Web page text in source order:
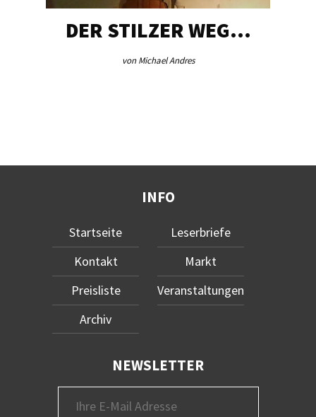
DER STILZER WEG…
von Michael Andres
INFO
Startseite
Kontakt
Preisliste
Archiv
Leserbriefe
Markt
Veranstaltungen
NEWSLETTER